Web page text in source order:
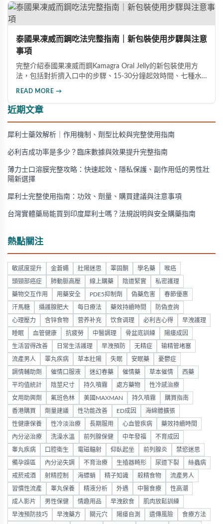
泰國果凍威而鋼吃法完整指南｜新包裝使用步驟與注意
事項
完整介紹泰國果凍威而鋼Kamagra Oral Jelly的新包裝使用方
法，包括對折擠入口中的步驟、15-30分鐘起效時間、七種水
READ MORE →
近期文章
犀利士藥效解析｜作用機制、劑型比較與完整使用指南
必利吉成功率是多少？臨床數據與效果提升完整指南
薄力士口溶膜完整攻略：快速起效、隱私保護、副作用低的男性壯
陽新選擇
犀利士完整使用指南：功效、劑量、購買建議與注意事項
台灣實體藥局能買到印度犀利士嗎？法規說明與安全購藥指南
熱點關注
敏感度提升 金蒼蠅 壯陽迷思 睪固酮 學名藥 喉癌
頭頸部癌症 肺動脈高壓 線上購藥 陰道緊實 私密護理
藥物交互作用 用藥安全 PDE5抑制劑 偽藥危害 春節優惠
汗馬糖 攝護腺肥大 每日療法 藥效持續時間 防偽查詢
心理壓力 含锌食物 营养补充 饮食调理 必利吉心得 早洩護理
睡眠 血管健康 抗疲勞 中醫調理 骨盆底訓練 陽痿成因
生活習得改善 日常生活護理 早洩預防 无精症 输精管堵塞
流產男人 睪丸疾病 草本壯陽 失眠 安眠藥 憂鬱症
調情輔助劑 催情口服液 迷幻春藥 催情藥 草本催情 西藥
平均值統計 陰莖尺寸 持久噴霧 處方藥物 性冷感治療
女用助興劑 氟班色林 美國MAXMAN 持久噴霧 購買指南
香港購買 劑量建議 性功能改善 ED成因 海綿體擴張
性健康保養 性冷淡治療 長期服用 心血管疾病 藥效持續時間
內分泌治療 洗澡水溫 前列腺保健 中年發福 不育成因
睾丸疾病 口腔衛生 電磁輻射 仰臥起坐 前列腺炎 禁慾迷思
備孕誤區 內分泌失調 不育治療 生殖器畸形 尿道下裂 絲蟲病
戒菸戒酒 射精控制 海螵蛸 精子知識 殺精食物 流產男人
習慣性流產 睾丸保養 精液分析 外遇 中醫食療 性高潮
成人影片 男性保健 情趣用品 早洩飲食 肌肉放鬆訓練
早洩預防技巧 早洩藥方 關元穴 陽痿自測 遺傳風險 食療方法